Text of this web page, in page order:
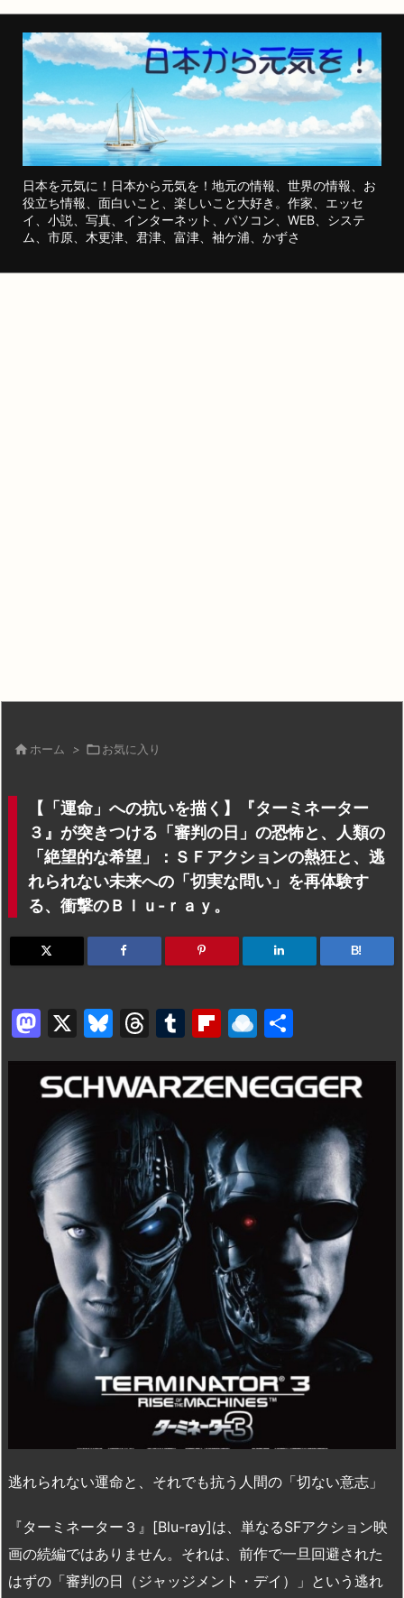
日本を元気に！日本から元気を！地元の情報、世界の情報、お
役立ち情報、面白いこと、楽しいこと大好き。作家、エッセ
イ、小説、写真、インターネット、パソコン、WEB、システ
ム、市原、木更津、君津、富津、袖ケ浦、かずさ
 ホーム > お気に入り
【「運命」への抗いを描く】『ターミネーター
３』が突きつける「審判の日」の恐怖と、人類の
「絶望的な希望」：ＳＦアクションの熱狂と、逃
れられない未来への「切実な問い」を再体験す
る、衝撃のＢｌｕ-ｒａｙ。
B!
M
a
st
o
d
o
n
X
Bl
u
e
s
y
T
hr
e
a
d
s
T
u
m
bl
r
Fl
ip
b
o
ar
d
R
ai
n
dr
p.
io
有
逃れられない運命と、それでも抗う人間の「切ない意志」
『ターミネーター３』[Blu-ray]は、単なるSFアクション映
画の続編ではありません。それは、前作で一旦回避された
はずの「審判の日（ジャッジメント・デイ）」という逃れ